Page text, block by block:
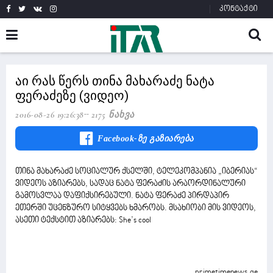
კონტაქტი
აი რას წერს თინა მახარაძე ნატა
ფერაძეზე (ვიდეო)
2016-08-26 19:26:38 2175 Ნახვა
Facebook-Ზე Გაზიარება
თინა მახარაძე სოციალურ ქსელში, ტელეკომპანია „იბერიას“
ვიდეოს აზიარებს, სადაც ნატა ფერაძის არაორდინალური
გამოსვლაა დაფიქსირებული. ნატა ფერაძე პირდაპირ
ეთერში უცენზურო სიტყვებს ხმარობს. მსახიობი მის ვიდეოს,
ასეთი ტექსტით აზიარებს: She’s cool